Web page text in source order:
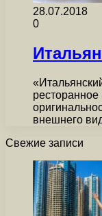
28.07.2018
0
внешнего
Свежие записи